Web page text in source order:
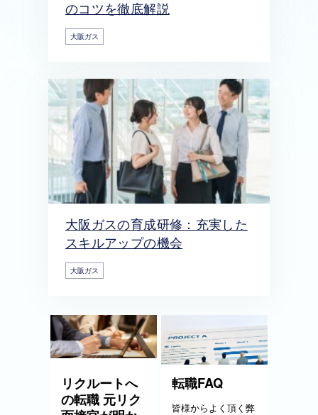
のコツを徹底解説
大阪ガス
大阪ガスの育成研修：充実した
スキルアップの機会
大阪ガス
リクルートへ
の転職 元リク
転職FAQ
皆様からよく頂く弊